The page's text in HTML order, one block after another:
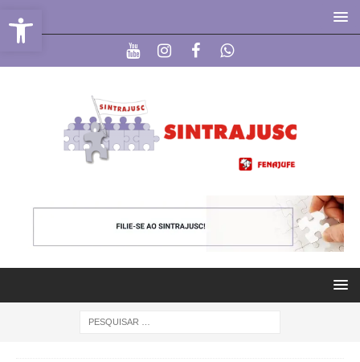
Abrir a barra de ferramentas